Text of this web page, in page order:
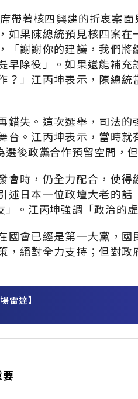
帶著核四興建的折衷案
如果陳總統預見核四案
「謝謝你的建議，我們
早除役」。如果還能補
？」江丙坤表示，陳總
錯失。這次選舉，司法的
台。江丙坤表示，當時就
後政黨合作預留空間，
會時，仍全力配合，使
述日本一位政壇大老的
。江丙坤強調「政治的
國會已經是第一大黨，
，絕對全力支持；但對
雷達】